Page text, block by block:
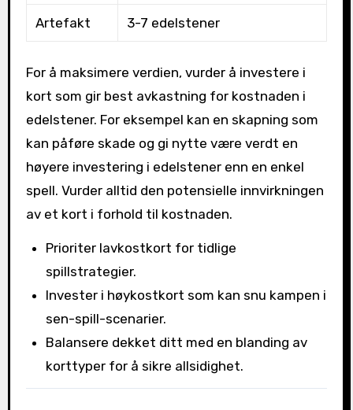
Artefakt 3-7 edelstener
For å maksimere verdien, vurder å investere i
kort som gir best avkastning for kostnaden i
edelstener. For eksempel kan en skapning som
kan påføre skade og gi nytte være verdt en
høyere investering i edelstener enn en enkel
spell. Vurder alltid den potensielle innvirkningen
av et kort i forhold til kostnaden.
Prioriter lavkostkort for tidlige
spillstrategier.
Invester i høykostkort som kan snu kampen i
sen-spill-scenarier.
Balansere dekket ditt med en blanding av
korttyper for å sikre allsidighet.